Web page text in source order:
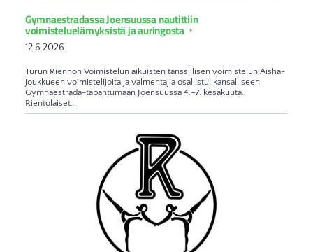
Gymnaestradassa Joensuussa nautittiin
voimisteluelämyksistä ja auringosta
12.6.2026
Turun Riennon Voimistelun aikuisten tanssillisen voimistelun Aisha-
joukkueen voimistelijoita ja valmentajia osallistui kansalliseen
Gymnaestrada-tapahtumaan Joensuussa 4.–7. kesäkuuta.
Rientolaiset…